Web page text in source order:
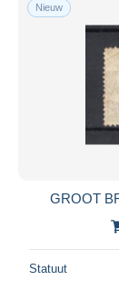
Nieuw
GROOT
Statuut